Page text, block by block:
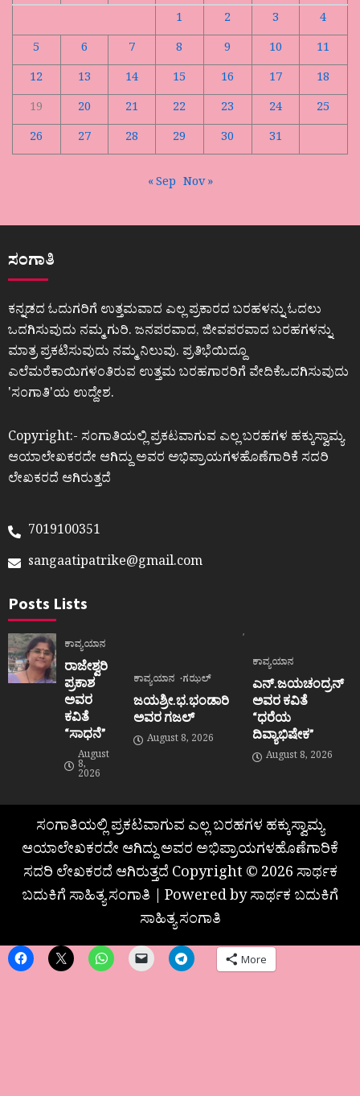
1
2 3
4
5
6 7 8 9 10
11
12
13 14 15 16 17
18
19
20 21 22 23 24
25
26
27 28 29 30 31
« Sep Nov »
ಸಂಗಾತಿ
ಕನ್ನಡದ ಓದುಗರಿಗೆ ಉತ್ತಮವಾದ ಎಲ್ಲ ಪ್ರಕಾರದ ಬರಹಳನ್ನು ಓದಲು
ಒದಗಿಸುವುದು ನಮ್ಮ ಗುರಿ. ಜನಪರವಾದ, ಜೀವಪರವಾದ ಬರಹಗಳನ್ನು
ಮಾತ್ರ ಪ್ರಕಟಿಸುವುದು ನಮ್ಮ ನಿಲುವು. ಪ್ರತಿಭೆಯಿದ್ದೂ
ಎಲೆಮರೆಕಾಯಿಗಳಂತಿರುವ ಉತ್ತಮ ಬರಹಗಾರರಿಗೆ ವೇದಿಕೆಒದಗಿಸುವುದು
ʼಸಂಗಾತಿʼಯ ಉದ್ದೇಶ.
Copyright:- ಸಂಗಾತಿಯಲ್ಲಿ ಪ್ರಕಟವಾಗುವ ಎಲ್ಲ ಬರಹಗಳ ಹಕ್ಕುಸ್ವಾಮ್ಯ
ಆಯಾಲೇಖಕರದೇ ಆಗಿದ್ದು ಅವರ ಅಭಿಪ್ರಾಯಗಳಹೊಣೆಗಾರಿಕೆ ಸದರಿ
ಲೇಖಕರದೆ ಆಗಿರುತ್ತದೆ
7019100351
sangaatipatrike@gmail.com
Posts Lists
ಕಾವ್ಯಯಾನ
ರಾಜೇಶ್ವರಿ
ಪ್ರಕಾಶ
ಅವರ
ಕವಿತೆ
“ಸಾಧನೆ”
August
8,
2026
ಕಾವ್ಯಯಾನ ಗಝಲ್
ಜಯಶ್ರೀ.ಭ.ಭಂಡಾರಿ
ಅವರ ಗಜಲ್
August 8, 2026
ಕಾವ್ಯಯಾನ
ಎನ್.ಜಯಚಂದ್ರನ್
ಅವರ ಕವಿತೆ
“ಧರೆಯ
ದಿವ್ಯಾಭಿಷೇಕ”
August 8, 2026
ಸಂಗಾತಿಯಲ್ಲಿ ಪ್ರಕಟವಾಗುವ ಎಲ್ಲ ಬರಹಗಳ ಹಕ್ಕುಸ್ವಾಮ್ಯ
ಆಯಾಲೇಖಕರದೇ ಆಗಿದ್ದು ಅವರ ಅಭಿಪ್ರಾಯಗಳಹೊಣೆಗಾರಿಕೆ
ಸದರಿ ಲೇಖಕರದೆ ಆಗಿರುತ್ತದೆ Copyright © 2026 ಸಾರ್ಥಕ
ಬದುಕಿಗೆ ಸಾಹಿತ್ಯ ಸಂಗಾತಿ | Powered by ಸಾರ್ಥಕ ಬದುಕಿಗೆ
ಸಾಹಿತ್ಯ ಸಂಗಾತಿ
More